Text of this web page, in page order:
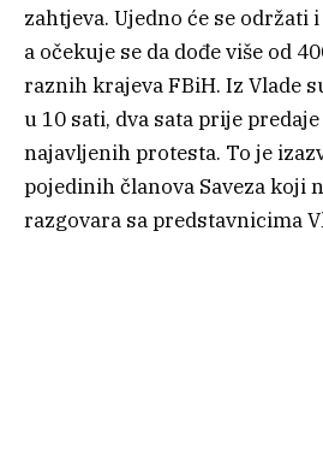
zahtjeva. Ujedno će se održati
a očekuje se da dođe više od
raznih krajeva FBiH. Iz Vlade
u 10 sati, dva sata prije
najavljenih protesta. To je
pojedinih članova Saveza koji
razgovara sa predstavnicima